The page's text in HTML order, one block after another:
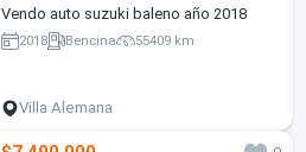
Vendo auto suzuki baleno año 2018
2018 Bencina 55409 km
Villa Alemana